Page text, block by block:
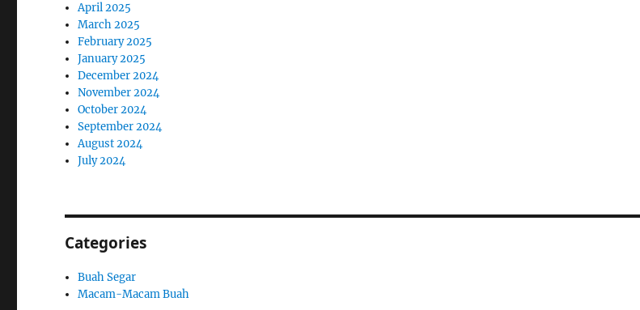
April 2025
March 2025
February 2025
January 2025
December 2024
November 2024
October 2024
September 2024
August 2024
July 2024
Categories
Buah Segar
Macam-Macam Buah